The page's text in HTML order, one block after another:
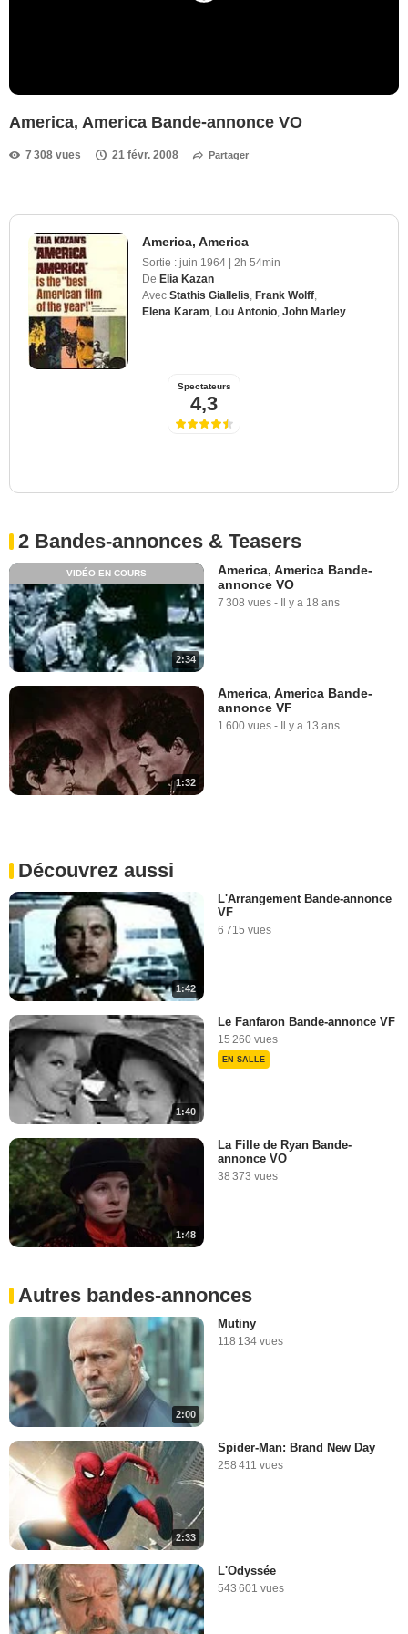
America, America Bande-annonce VO
7 308 vues 21 févr. 2008 Partager
America, America
Sortie : juin 1964 | 2h 54min
De Elia Kazan
Avec Stathis Giallelis Frank Wolff
Elena Karam Lou Antonio John Marley
Spectateurs
4,3
2 Bandes-annonces & Teasers
2:34
VIDÉO EN COURS
America, America Bande-
annonce VO
7 308 vues - Il y a 18 ans
1:32
America, America Bande-
annonce VF
1 600 vues - Il y a 13 ans
Découvrez aussi
1:42
L'Arrangement Bande-annonce
VF
6 715 vues
1:40
Le Fanfaron Bande-annonce VF
15 260 vues
EN SALLE
1:48
La Fille de Ryan Bande-
annonce VO
38 373 vues
Autres bandes-annonces
2:00
Mutiny
118 134 vues
2:33
Spider-Man: Brand New Day
258 411 vues
L'Odyssée
543 601 vues